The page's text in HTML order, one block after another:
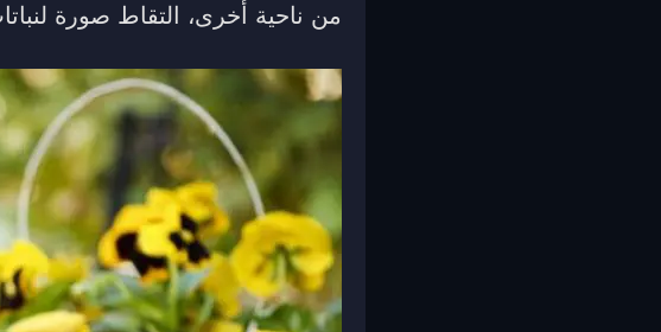
من ناحية أخرى، التقاط صورة